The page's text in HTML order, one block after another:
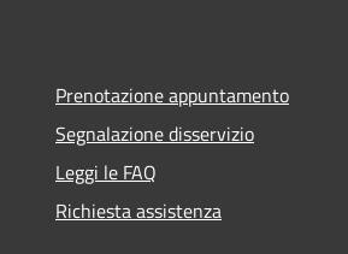
Prenotazione appuntamento
Segnalazione disservizio
Leggi le FAQ
Richiesta assistenza